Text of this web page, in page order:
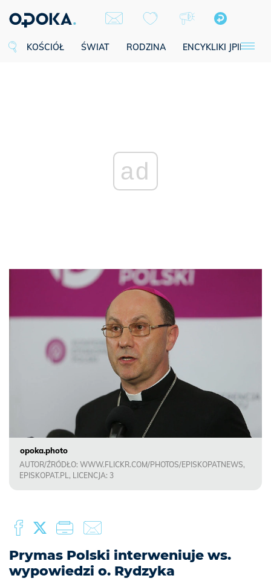
KOŚCIÓŁ ŚWIAT RODZINA ENCYKLIKI JPII
ad
opoka.photo
AUTOR/ŹRÓDŁO: WWW.FLICKR.COM/PHOTOS/EPISKOPATNEWS,
EPISKOPAT.PL, LICENCJA: 3
Prymas Polski interweniuje ws.
wypowiedzi o. Rydzyka